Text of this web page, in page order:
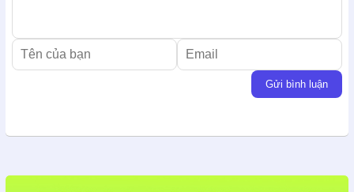
Gửi bình luận